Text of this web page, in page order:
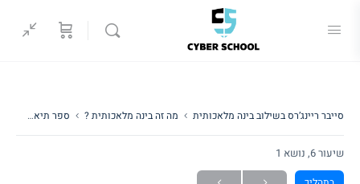
סייבר ריינג’רס בשילוב בינה מלאכותית מה זה בינה מלאכותית ? ספר תיאורטי – מה זה בינה מלאכותית
שיעור 6, נושא 1